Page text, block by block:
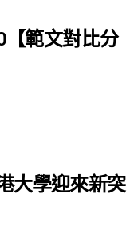
【範文對比分
大學迎來新突